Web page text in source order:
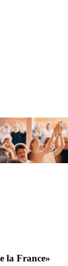
la France»